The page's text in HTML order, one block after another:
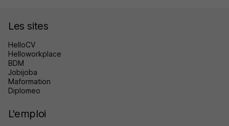
Les sites
HelloCV
Helloworkplace
BDM
Jobijoba
Maformation
Diplomeo
L'emploi